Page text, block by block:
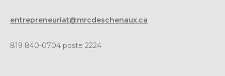
entrepreneuriat@mrcdeschenaux.ca
819 840-0704 poste 2224